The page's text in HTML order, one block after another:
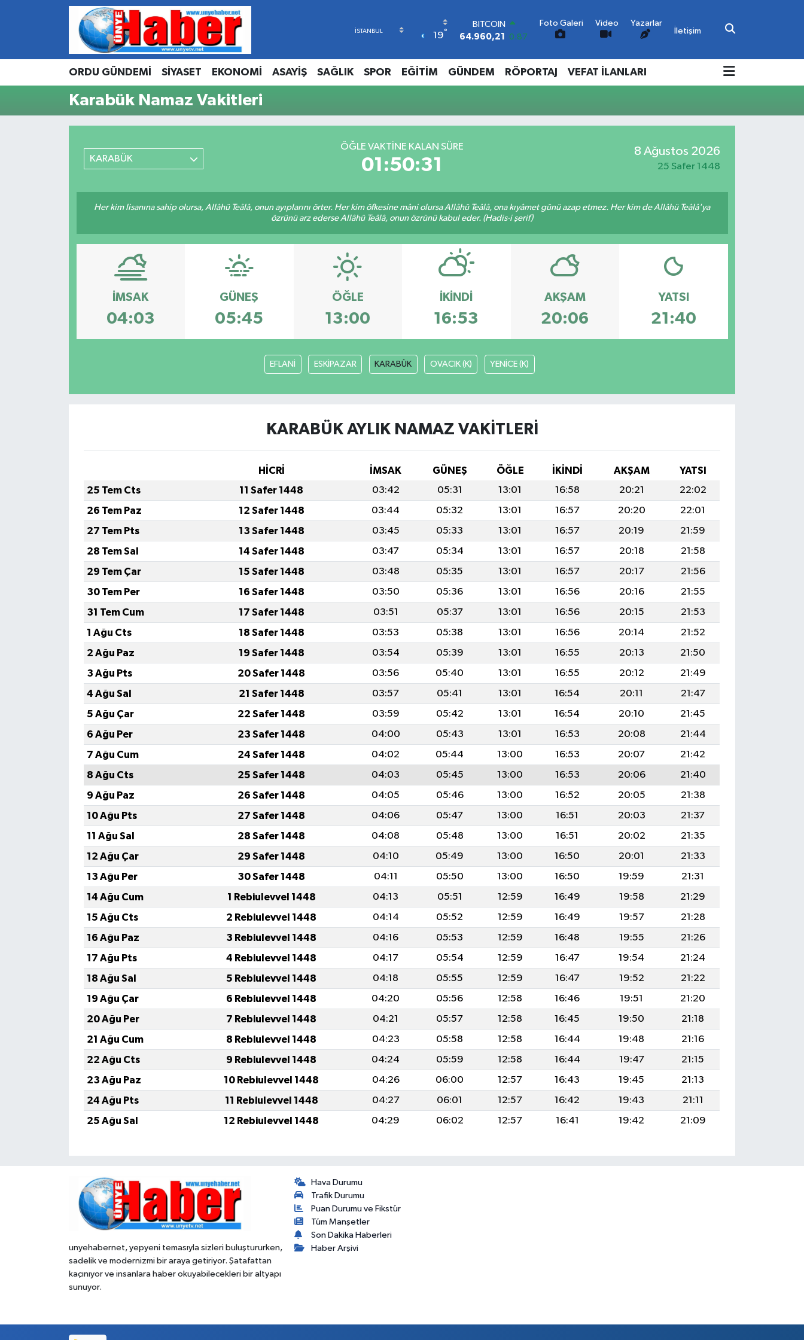
19°
BITCOIN
64.960,21
0.87
47,7436 0.18
EURO
55,2510 0.32
GRAM ALTIN
Foto Galeri Video
Yazarlar
İletişim
ORDU GÜNDEMİ SİYASET EKONOMİ ASAYİŞ SAĞLIK SPOR EĞİTİM GÜNDEM RÖPORTAJ VEFAT İLANLARI
Karabük Namaz Vakitleri
KARABÜK
ÖĞLE VAKTINE KALAN SÜRE
01:50:31
8 Ağustos 2026
25 Safer 1448
Her kim lisanına sahip olursa, Allâhü Teâlâ, onun ayıplarını örter. Her kim öfkesine mâni olursa Allâhü Teâlâ, ona kıyâmet günü azap etmez. Her kim de Allâhü Teâlâ'ya
özrünü arz ederse Allâhü Teâlâ, onun özrünü kabul eder. (Hadis-i şerif)
İMSAK
04:03
GÜNEŞ
05:45
ÖĞLE
13:00
İKINDI
16:53
AKŞAM
20:06
YATSI
21:40
EFLANİ ESKİPAZAR KARABÜK OVACIK (K) YENİCE (K)
KARABÜK AYLIK NAMAZ VAKITLERI
HİCRİ İMSAK GÜNEŞ ÖĞLE İKINDI AKŞAM
YATSI
25 Tem Cts
11 Safer 1448 03:42 05:31 13:01 16:58 20:21
22:02
26 Tem Paz
12 Safer 1448 03:44 05:32 13:01 16:57 20:20
22:01
27 Tem Pts
13 Safer 1448 03:45 05:33 13:01 16:57 20:19
21:59
28 Tem Sal
14 Safer 1448 03:47 05:34 13:01 16:57 20:18
21:58
29 Tem Çar
15 Safer 1448 03:48 05:35 13:01 16:57 20:17
21:56
30 Tem Per
16 Safer 1448 03:50 05:36 13:01 16:56 20:16
21:55
31 Tem Cum
17 Safer 1448 03:51 05:37 13:01 16:56 20:15
21:53
1 Ağu Cts
18 Safer 1448 03:53 05:38 13:01 16:56 20:14
21:52
2 Ağu Paz
19 Safer 1448 03:54 05:39 13:01 16:55 20:13
21:50
3 Ağu Pts
20 Safer 1448 03:56 05:40 13:01 16:55 20:12
21:49
4 Ağu Sal
21 Safer 1448 03:57 05:41 13:01 16:54 20:11
21:47
5 Ağu Çar
22 Safer 1448 03:59 05:42 13:01 16:54 20:10
21:45
6 Ağu Per
23 Safer 1448 04:00 05:43 13:01 16:53 20:08
21:44
7 Ağu Cum
24 Safer 1448 04:02 05:44 13:00 16:53 20:07
21:42
8 Ağu Cts
25 Safer 1448 04:03 05:45 13:00 16:53 20:06
21:40
9 Ağu Paz
26 Safer 1448 04:05 05:46 13:00 16:52 20:05
21:38
10 Ağu Pts
27 Safer 1448 04:06 05:47 13:00 16:51 20:03
21:37
11 Ağu Sal
28 Safer 1448 04:08 05:48 13:00 16:51 20:02
21:35
12 Ağu Çar
29 Safer 1448 04:10 05:49 13:00 16:50 20:01
21:33
13 Ağu Per
30 Safer 1448 04:11 05:50 13:00 16:50 19:59
21:31
14 Ağu Cum
1 Rebiulevvel 1448 04:13 05:51 12:59 16:49 19:58
21:29
15 Ağu Cts
2 Rebiulevvel 1448 04:14 05:52 12:59 16:49 19:57
21:28
16 Ağu Paz
3 Rebiulevvel 1448 04:16 05:53 12:59 16:48 19:55
21:26
17 Ağu Pts
4 Rebiulevvel 1448 04:17 05:54 12:59 16:47 19:54
21:24
18 Ağu Sal
5 Rebiulevvel 1448 04:18 05:55 12:59 16:47 19:52
21:22
19 Ağu Çar
6 Rebiulevvel 1448 04:20 05:56 12:58 16:46 19:51
21:20
20 Ağu Per
7 Rebiulevvel 1448 04:21 05:57 12:58 16:45 19:50
21:18
21 Ağu Cum
8 Rebiulevvel 1448 04:23 05:58 12:58 16:44 19:48
21:16
22 Ağu Cts
9 Rebiulevvel 1448 04:24 05:59 12:58 16:44 19:47
21:15
23 Ağu Paz
10 Rebiulevvel 1448 04:26 06:00 12:57 16:43 19:45
21:13
24 Ağu Pts
11 Rebiulevvel 1448 04:27 06:01 12:57 16:42 19:43
21:11
25 Ağu Sal
12 Rebiulevvel 1448 04:29 06:02 12:57 16:41 19:42 21:09
unyehabernet, yepyeni temasıyla sizleri buluştururken,
sadelik ve modernizmi bir araya getiriyor. Şatafattan
kaçınıyor ve insanlara haber okuyabilecekleri bir altyapı
sunuyor.
Hava Durumu
Trafik Durumu
Puan Durumu ve Fikstür
Tüm Manşetler
Son Dakika Haberleri
Haber Arşivi
Hava Durumu
Trafik Durumu
Süper Lig Puan Durumu ve Fikstür
Son Dakika Haberleri